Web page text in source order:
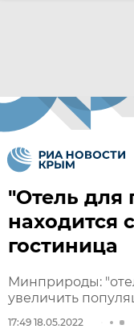
"Отель для
находится
гостиница
Минприроды:
увеличить
17:49 18.05.2022